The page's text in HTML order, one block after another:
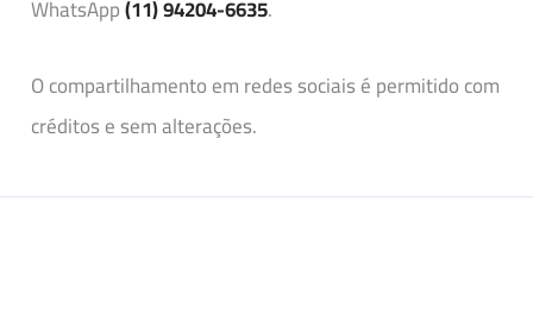
WhatsApp(11) 94204-6635.
O compartilhamento em redes sociais é permitido com
créditos e sem alterações.